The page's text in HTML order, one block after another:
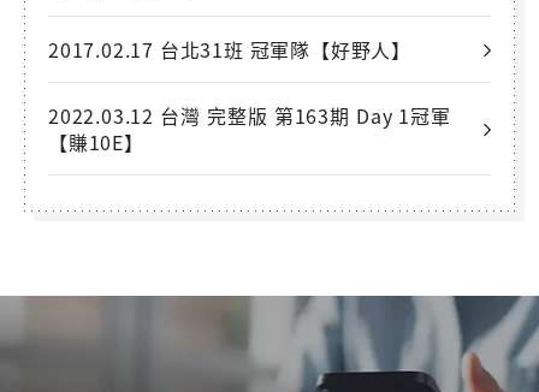
2017.02.17 台北31班 冠軍隊【好野人】
2022.03.12 台灣 完整版 第163期 Day 1冠軍
【賺10E】